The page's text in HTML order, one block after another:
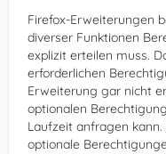
Firefox-Erweiterungen
diverser Funktionen
explizit erteilen muss.
erforderlichen
Erweiterung gar nicht
optionalen
Laufzeit anfragen
optionale